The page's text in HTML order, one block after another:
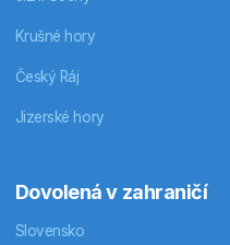
Krušné hory
Český Ráj
Jizerské hory
Dovolená v zahraničí
Slovensko